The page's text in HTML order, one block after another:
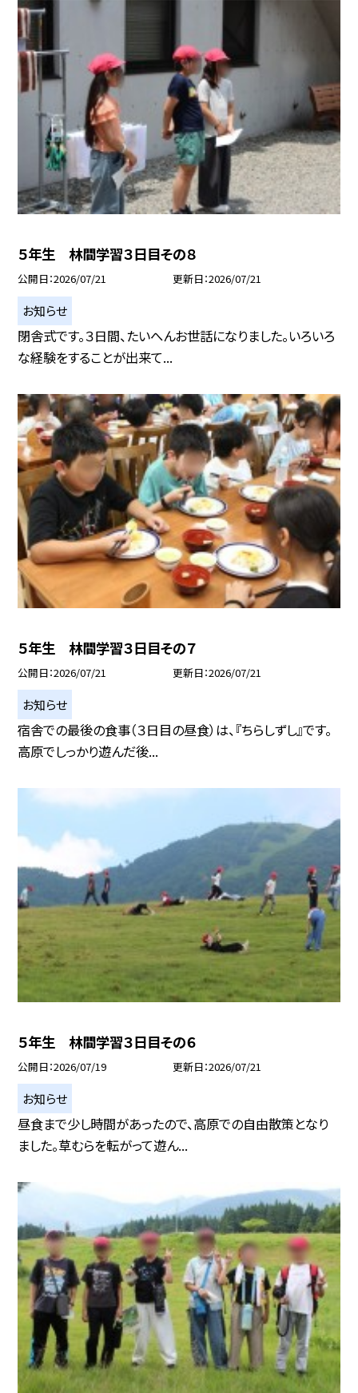
５年生 林間学習３日目その８
公開日 2026/07/21 更新日 2026/07/21
お知らせ
閉舎式です。３日間、たいへんお世話になりました。いろいろ
な経験をすることが出来て...
５年生 林間学習３日目その７
公開日 2026/07/21 更新日 2026/07/21
お知らせ
宿舎での最後の食事（３日目の昼食）は、『ちらしずし』です。
高原でしっかり遊んだ後...
５年生 林間学習３日目その６
公開日 2026/07/19 更新日 2026/07/21
お知らせ
昼食まで少し時間があったので、高原での自由散策となり
ました。草むらを転がって遊ん...